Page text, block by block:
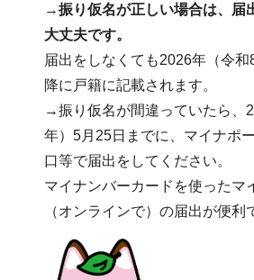
→振り仮名が正しい場合は、届
大丈夫です。
届出をしなくても2026年（令和
降に戸籍に記載されます。
→振り仮名が間違っていたら、
年）5月25日までに、マイナポ
口等で届出をしてください。
マイナンバーカードを使ったマ
（オンラインで）の届出が便利